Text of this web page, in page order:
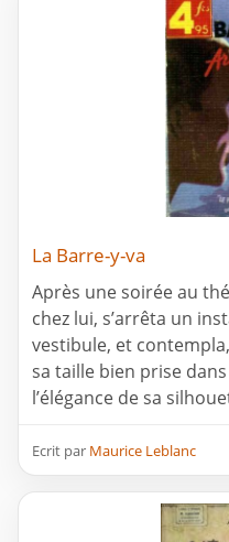
La Barre-y-va
Après une soirée au
chez lui, s’arrêta un
vestibule, et
sa taille bien prise
l’élégance de sa
Ecrit par Maurice Leblanc